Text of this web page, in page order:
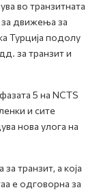
во транзитната
за движења за
Турција подолу
за транзит и
5 на NCTS
и сите
нова улога на
транзит, а која
е одговорна за